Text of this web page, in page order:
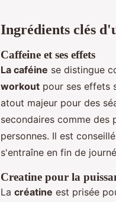
Ingrédients clés
Caffeine et ses effets
La caféine se distingue
workout pour ses effets
atout majeur pour des
secondaires comme des
personnes. Il est
s'entraîne en fin de
Creatine pour la
La créatine est prisée